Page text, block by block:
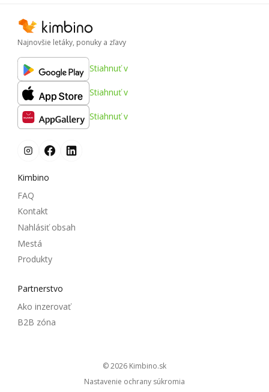
Najnovšie letáky, ponuky a zľavy
Stiahnuť v
Stiahnuť v
Stiahnuť v
Kimbino
FAQ
Kontakt
Nahlásiť obsah
Mestá
Produkty
Partnerstvo
Ako inzerovať
B2B zóna
© 2026
kimbino.sk
Nastavenie ochrany súkromia